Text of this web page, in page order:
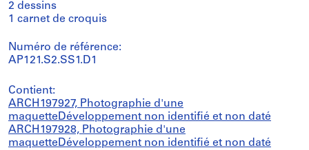
2 dessins
1 carnet de croquis
Numéro de référence:
AP121.S2.SS1.D1
Contient:
ARCH197927, Photographie d'une
maquetteDéveloppement non identifié et non daté
ARCH197928, Photographie d'une
maquetteDéveloppement non identifié et non daté